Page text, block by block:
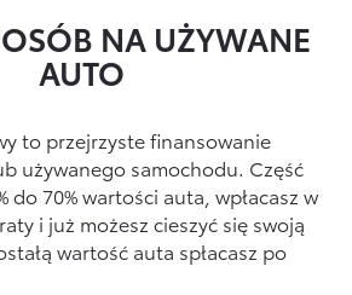
NA UŻYWANE
AUTO
to przejrzyste finansowanie
używanego samochodu. Część
do 70% wartości auta, wpłacasz w
i już możesz cieszyć się swoją
wartość auta spłacasz po